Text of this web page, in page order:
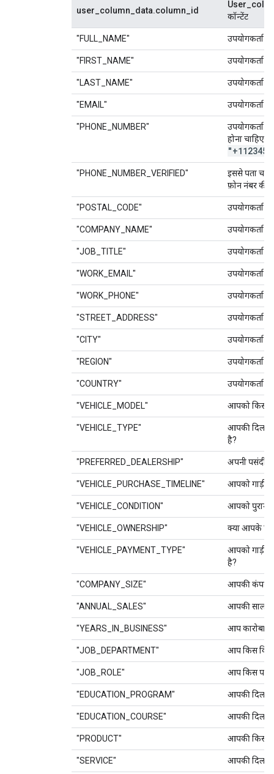
user_column_data.column_id
कॉन्टेंट
"FULL_NAME" उपयोगकर्ता
"FIRST_NAME" उपयोगकर्ता
"LAST_NAME" उपयोगकर्ता
"EMAIL" उपयोगकर्ता
"PHONE_NUMBER"
उपयोगकर्ता
होना चाहिए.
"PHONE_NUMBER_VERIFIED"
इससे पता
फ़ोन नंबर की
"POSTAL_CODE" उपयोगकर्ता
"COMPANY_NAME" उपयोगकर्ता
"JOB_TITLE" उपयोगकर्ता
"WORK_EMAIL" उपयोगकर्ता
"WORK_PHONE" उपयोगकर्ता
"STREET_ADDRESS" उपयोगकर्ता
"CITY" उपयोगकर्ता
"REGION" उपयोगकर्ता
"COUNTRY" उपयोगकर्ता
"VEHICLE_MODEL" आपको किस
"VEHICLE_TYPE"
आपकी
है?
"PREFERRED_DEALERSHIP" अपनी
"VEHICLE_PURCHASE_TIMELINE" आपको गाड़ी
"VEHICLE_CONDITION" आपको पुरानी
"VEHICLE_OWNERSHIP" क्या आपके
"VEHICLE_PAYMENT_TYPE"
आपको गाड़ी
है?
"COMPANY_SIZE" आपकी कंपनी
"ANNUAL_SALES" आपकी
"YEARS_IN_BUSINESS" आप कारोबार
"JOB_DEPARTMENT" आप किस
"JOB_ROLE" आप किस पद
"EDUCATION_PROGRAM" आपकी
"EDUCATION_COURSE" आपकी
"PRODUCT" आपकी किस
"SERVICE" आपकी